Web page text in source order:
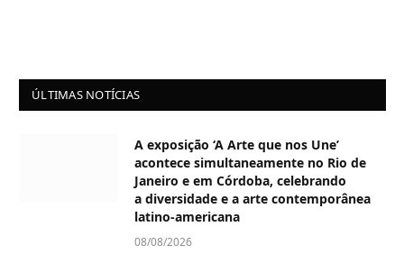
ÚLTIMAS NOTÍCIAS
A exposição ‘A Arte que nos Une’
acontece simultaneamente no Rio de
Janeiro e em Córdoba, celebrando
a diversidade e a arte contemporânea
latino-americana
08/08/2026